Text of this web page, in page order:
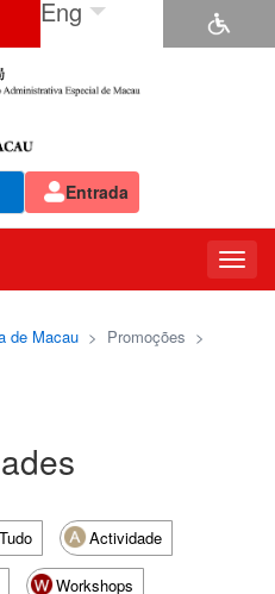
Eng
Entrada
de Macau > Promoções >
Actividade
Workshops